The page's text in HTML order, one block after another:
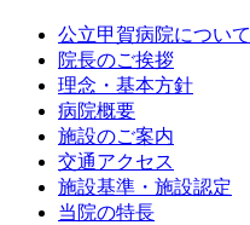
公立甲賀病院について
院長のご挨拶
理念・基本方針
病院概要
施設のご案内
交通アクセス
施設基準・施設認定
当院の特長